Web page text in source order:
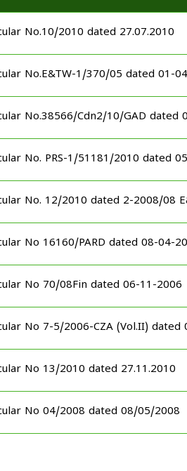
No.10/2010 dated 27.07.2010
No.E&TW-1/370/05 dated 01-
No.38566/Cdn2/10/GAD dated
No. PRS-1/51181/2010 dated
No. 12/2010 dated 2-2008/08
No 16160/PARD dated 08-04-
No 70/08Fin dated 06-11-2006
No 7-5/2006-CZA (Vol.II) dated
No 13/2010 dated 27.11.2010
No 04/2008 dated 08/05/2008